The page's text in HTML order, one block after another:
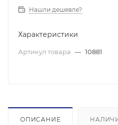
Нашли дешевле?
Характеристики
Артикул товара — 10881
ОПИСАНИЕ